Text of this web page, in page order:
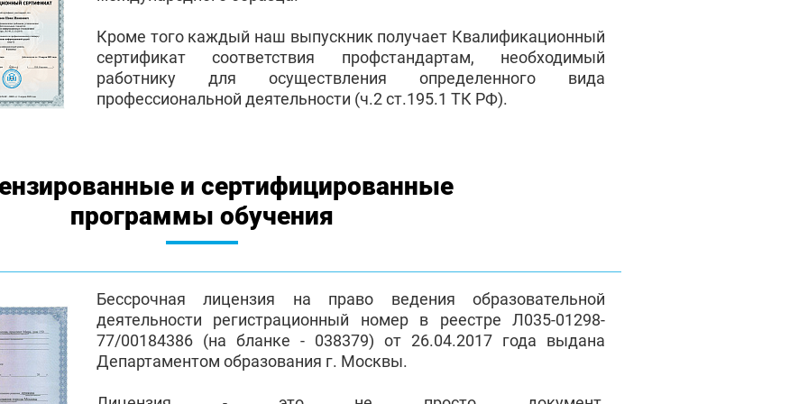
Кроме того каждый наш выпускник получает Квалификационный
сертификат соответствия профстандартам, необходимый
работнику для осуществления определенного вида
профессиональной деятельности (ч.2 ст.195.1 ТК РФ).
и сертифицированные
программы обучения
Бессрочная лицензия на право ведения образовательной
деятельности регистрационный номер в реестре Л035-01298-
77/00184386 (на бланке - 038379) от 26.04.2017 года выдана
Департаментом образования г. Москвы.